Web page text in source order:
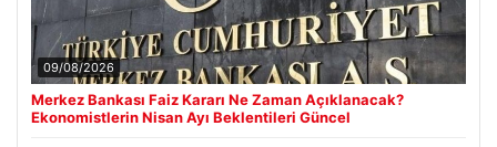
09/08/2026
Merkez Bankası Faiz Kararı Ne Zaman Açıklanacak?
Ekonomistlerin Nisan Ayı Beklentileri Güncel